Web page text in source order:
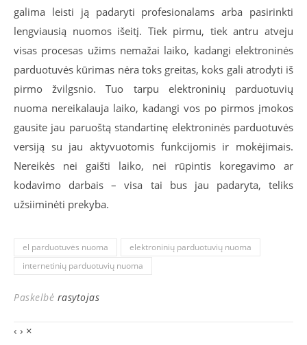
galima leisti ją padaryti profesionalams arba pasirinkti
lengviausią nuomos išeitį. Tiek pirmu, tiek antru atveju
visas procesas užims nemažai laiko, kadangi elektroninės
parduotuvės kūrimas nėra toks greitas, koks gali atrodyti iš
pirmo žvilgsnio. Tuo tarpu elektroninių parduotuvių
nuoma nereikalauja laiko, kadangi vos po pirmos įmokos
gausite jau paruoštą standartinę elektroninės parduotuvės
versiją su jau aktyvuotomis funkcijomis ir mokėjimais.
Nereikės nei gaišti laiko, nei rūpintis koregavimo ar
kodavimo darbais – visa tai bus jau padaryta, teliks
užsiiminėti prekyba.
el parduotuvės nuoma
elektroninių parduotuvių nuoma
internetinių parduotuvių nuoma
Paskelbė rasytojas
‹ › ×